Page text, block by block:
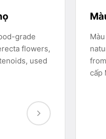
grade
flowers,
used
cấp